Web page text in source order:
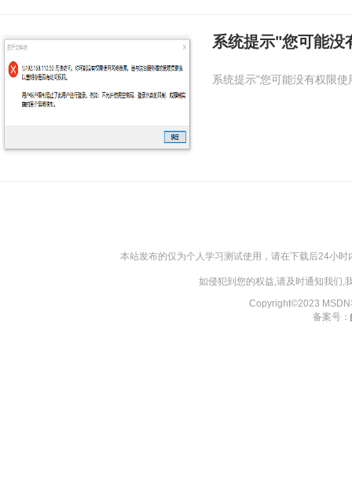
系统提示"您可能没
系统提示"您可能没有权限
本站发布的仅为个人学习测试使用，请在下载后24小
如侵犯到您的权益,请及时通知我们,
Copyright©2023
备案号：